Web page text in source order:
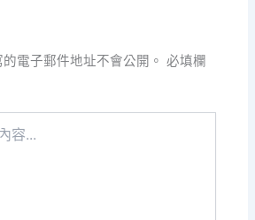
電子郵件地址不會公開。 必填欄